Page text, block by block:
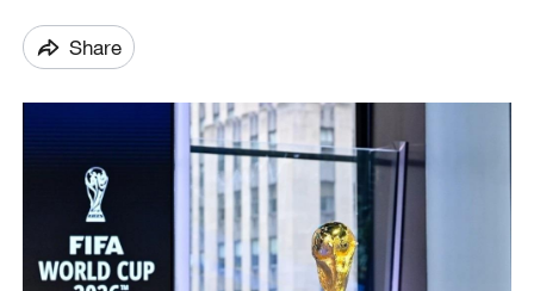
Share